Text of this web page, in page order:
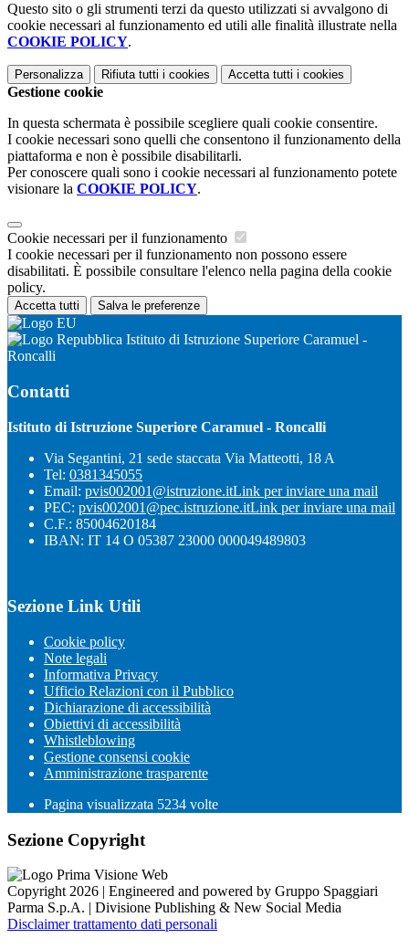
Questo sito o gli strumenti terzi da questo utilizzati si avvalgono di
cookie necessari al funzionamento ed utili alle finalità illustrate nella
COOKIE POLICY.
Personalizza Rifiuta tutti i cookies Accetta tutti i cookies
Gestione cookie
In questa schermata è possibile scegliere quali cookie consentire.
I cookie necessari sono quelli che consentono il funzionamento della
piattaforma e non è possibile disabilitarli.
Per conoscere quali sono i cookie necessari al funzionamento potete
visionare la COOKIE POLICY.
Cookie necessari per il funzionamento
I cookie necessari per il funzionamento non possono essere
disabilitati. È possibile consultare l'elenco nella pagina della cookie
policy.
Accetta tutti Salva le preferenze
Istituto di Istruzione Superiore Caramuel -
Roncalli
Contatti
Istituto di Istruzione Superiore Caramuel - Roncalli
Via Segantini, 21 sede staccata Via Matteotti, 18 A
Tel: 0381345055
Email: pvis002001@istruzione.itLink per inviare una mail
PEC: pvis002001@pec.istruzione.itLink per inviare una mail
C.F.: 85004620184
IBAN: IT 14 O 05387 23000 000049489803
Sezione Link Utili
Cookie policy
Note legali
Informativa Privacy
Ufficio Relazioni con il Pubblico
Dichiarazione di accessibilità
Obiettivi di accessibilità
Whistleblowing
Gestione consensi cookie
Amministrazione trasparente
Pagina visualizzata 5234 volte
Sezione Copyright
Copyright 2026 | Engineered and powered by Gruppo Spaggiari
Parma S.p.A. | Divisione Publishing & New Social Media
Disclaimer trattamento dati personali